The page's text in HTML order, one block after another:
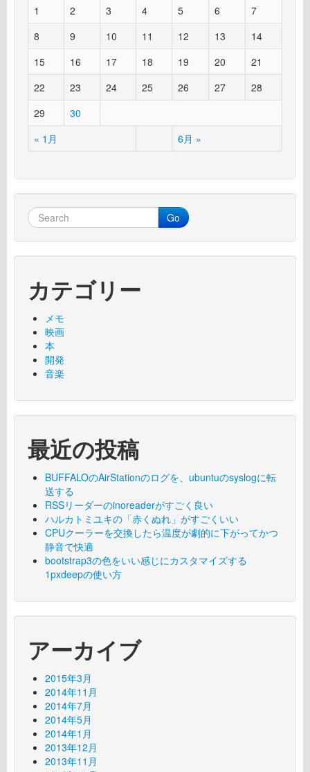
« 1月 6月 »
1 2 3 4 5 6
7
8
9 10 11 12 13
14
15
16 17 18 19 20
21
22
23 24 25 26 27
28
29
30
Go
カテゴリー
メモ
映画
本
開発
音楽
最近の投稿
BUFFALOのAirStationのログを、ubuntuのsyslogに転
送する
RSSリーダーのinoreaderがすごく良い
ハルカトミユキの「赤くぬれ」がすごくいい
CPUクーラーを交換したら温度が劇的に下がってかつ
静音で快適
bootstrap3の色をいい感じにカスタマイズする
1pxdeepの使い方
アーカイブ
2015年3月
2014年11月
2014年7月
2014年5月
2014年1月
2013年12月
2013年11月